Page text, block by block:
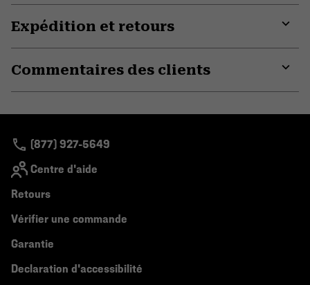
Expédition et retours
Commentaires des clients
(877) 927-5649
Centre d'aide
Retours
Vérifier une commande
Garantie
Declaration d'accessibilité